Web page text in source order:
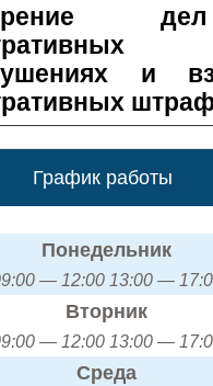
и
График работы
Понедельник
— 12:00 13:00 —
Вторник
— 12:00 13:00 —
Среда